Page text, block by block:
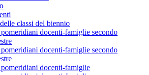
classi del biennio
docenti-famiglie secondo
docenti-famiglie secondo
docenti-famiglie